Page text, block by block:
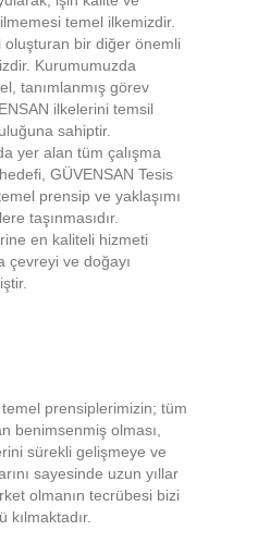
temel ilkemizdir.
oluşturan bir diğer önemli
Kurumumuzda
tanımlanmış görev
ilkelerini temsil
sahiptir.
yer alan tüm çalışma
GÜVENSAN Tesis
prensip ve yaklaşımı
taşınmasıdır.
en kaliteli hizmeti
çevreyi ve doğayı
prensiplerimizin; tüm
benimsenmiş olması,
sürekli gelişmeye ve
sayesinde uzun yıllar
olmanın tecrübesi bizi
kılmaktadır.